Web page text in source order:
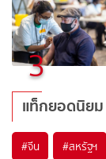
3
แท็กยอดนิยม
#จีน #สหรัฐฯ